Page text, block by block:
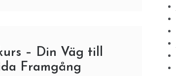
– Din Väg till
Framgång